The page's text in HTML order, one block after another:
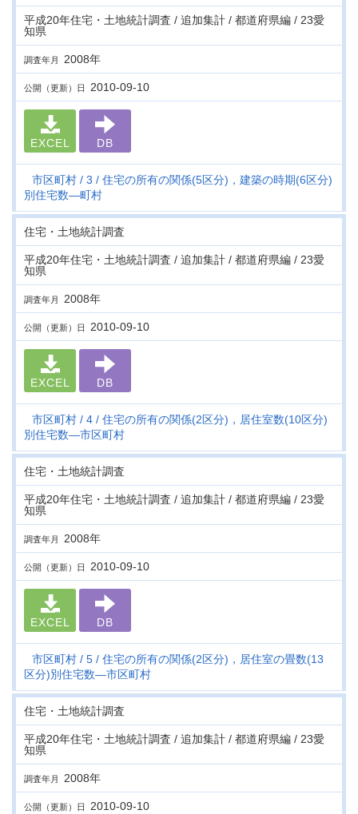
平成20年住宅・土地統計調査 / 追加集計 / 都道府県編 / 23愛
知県
調査年月 2008年
公開（更新）日 2010-09-10
EXCEL DB
市区町村 3
住宅の所有の関係(5区分)，建築の時期(6区分)
別住宅数―町村
住宅・土地統計調査
平成20年住宅・土地統計調査 / 追加集計 / 都道府県編 / 23愛
知県
調査年月 2008年
公開（更新）日 2010-09-10
EXCEL DB
市区町村 4
住宅の所有の関係(2区分)，居住室数(10区分)
別住宅数―市区町村
住宅・土地統計調査
平成20年住宅・土地統計調査 / 追加集計 / 都道府県編 / 23愛
知県
調査年月 2008年
公開（更新）日 2010-09-10
EXCEL DB
市区町村 5
住宅の所有の関係(2区分)，居住室の畳数(13
区分)別住宅数―市区町村
住宅・土地統計調査
平成20年住宅・土地統計調査 / 追加集計 / 都道府県編 / 23愛
知県
調査年月 2008年
公開（更新）日 2010-09-10